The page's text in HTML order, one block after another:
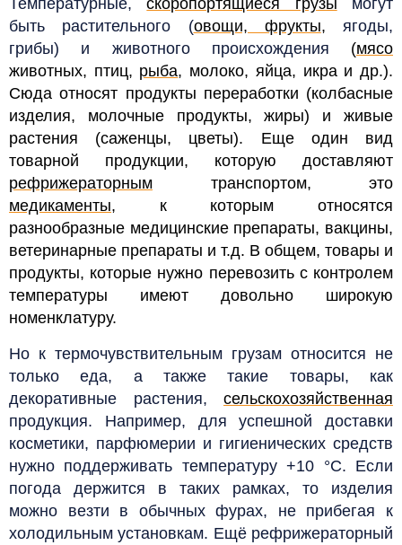
быть растительного (овощи, фрукты, ягоды,
грибы) и животного происхождения (мясо
животных, птиц, рыба, молоко, яйца, икра и др.).
Сюда относят продукты переработки (колбасные
изделия, молочные продукты, жиры) и живые
растения (саженцы, цветы). Еще один вид
товарной продукции, которую доставляют
рефрижераторным транспортом, это
медикаменты, к которым относятся
разнообразные медицинские препараты, вакцины,
ветеринарные препараты и т.д. В общем, товары и
продукты, которые нужно перевозить с контролем
температуры имеют довольно широкую
номенклатуру.
Но к термочувствительным грузам относится не
только еда, а также такие товары, как
декоративные растения, сельскохозяйственная
продукция. Например, для успешной доставки
косметики, парфюмерии и гигиенических средств
нужно поддерживать температуру +10 °C. Если
погода держится в таких рамках, то изделия
можно везти в обычных фурах, не прибегая к
холодильным установкам. Ещё рефрижераторный